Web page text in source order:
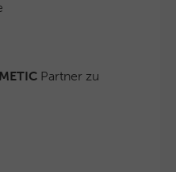
Partner zu